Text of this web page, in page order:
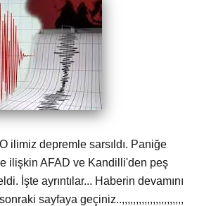
ilimiz depremle sarsıldı. Paniğe
ilişkin AFAD ve Kandilli'den peş
İşte ayrıntılar... Haberin devamını
sayfaya geçiniz..,,,,,,,,,,,,,,,,,,,,,,